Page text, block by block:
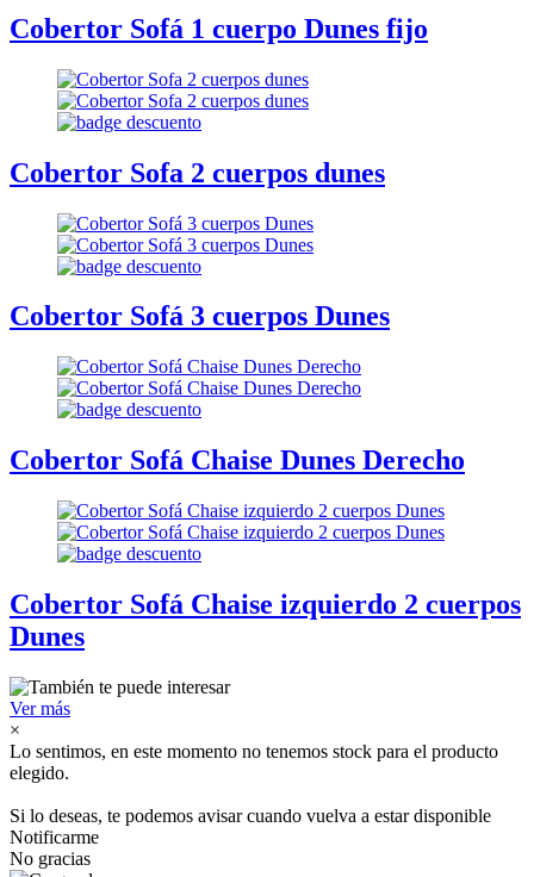
Cobertor Sofá 1 cuerpo Dunes fijo
Cobertor Sofa 2 cuerpos dunes
Cobertor Sofá 3 cuerpos Dunes
Cobertor Sofá Chaise Dunes Derecho
Cobertor Sofá Chaise izquierdo 2 cuerpos
Dunes
Ver más
×
Lo sentimos, en este momento no tenemos stock para el producto
elegido.
Si lo deseas, te podemos avisar cuando vuelva a estar disponible
Notificarme
No gracias